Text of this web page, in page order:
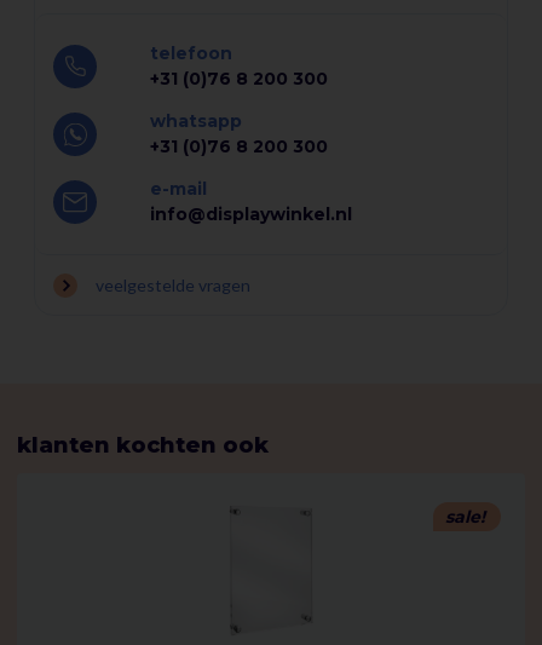
telefoon
+31 (0)76 8 200 300
whatsapp
+31 (0)76 8 200 300
e-mail
info@displaywinkel.nl
veelgestelde vragen
klanten kochten ook
sale!